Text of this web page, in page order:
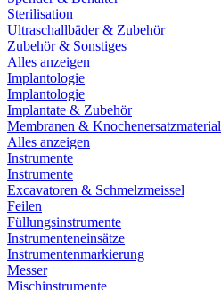
Sterilisation
Ultraschallbäder & Zubehör
Zubehör & Sonstiges
Alles anzeigen
Implantologie
Implantologie
Implantate & Zubehör
Membranen & Knochenersatzmaterial
Alles anzeigen
Instrumente
Instrumente
Excavatoren & Schmelzmeissel
Feilen
Füllungsinstrumente
Instrumenteneinsätze
Instrumentenmarkierung
Messer
Mischinstrumente